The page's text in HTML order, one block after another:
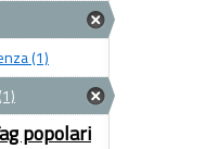
(1)
popolari